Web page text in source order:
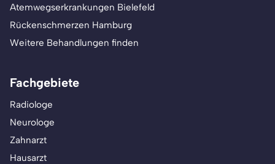
Atemwegserkrankungen Bielefeld
Rückenschmerzen Hamburg
Weitere Behandlungen finden
Fachgebiete
Radiologe
Neurologe
Zahnarzt
Hausarzt